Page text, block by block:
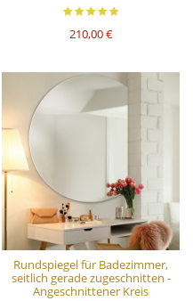
210,00 €
Rundspiegel für Badezimmer,
seitlich gerade zugeschnitten -
Angeschnittener Kreis